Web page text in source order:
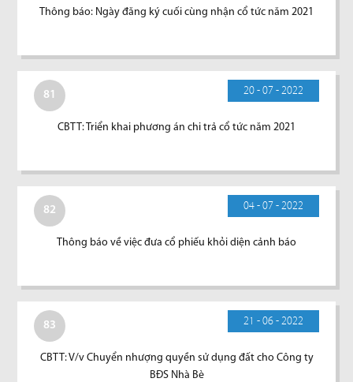
Thông báo: Ngày đăng ký cuối cùng nhận cổ tức năm 2021
81 20 - 07 - 2022
CBTT: Triển khai phương án chi trả cổ tức năm 2021
82 04 - 07 - 2022
Thông báo về việc đưa cổ phiếu khỏi diện cảnh báo
83 21 - 06 - 2022
CBTT: V/v Chuyển nhượng quyền sử dụng đất cho Công ty
BĐS Nhà Bè